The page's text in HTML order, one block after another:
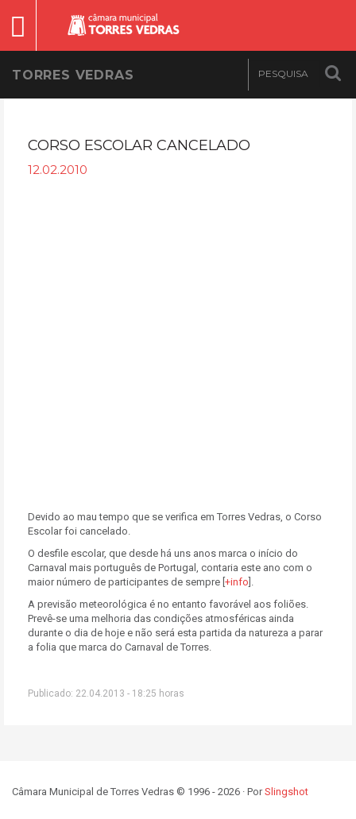
TORRES VEDRAS
CORSO ESCOLAR CANCELADO
12.02.2010
Devido ao mau tempo que se verifica em Torres Vedras, o Corso
Escolar foi cancelado.
O desfile escolar, que desde há uns anos marca o início do
Carnaval mais português de Portugal, contaria este ano com o
maior número de participantes de sempre [ +info ].
A previsão meteorológica é no entanto favorável aos foliões.
Prevê-se uma melhoria das condições atmosféricas ainda
durante o dia de hoje e não será esta partida da natureza a parar
a folia que marca do Carnaval de Torres.
Publicado: 22.04.2013 - 18:25 horas
Câmara Municipal de Torres Vedras © 1996 - 2026 · PorSlingshot